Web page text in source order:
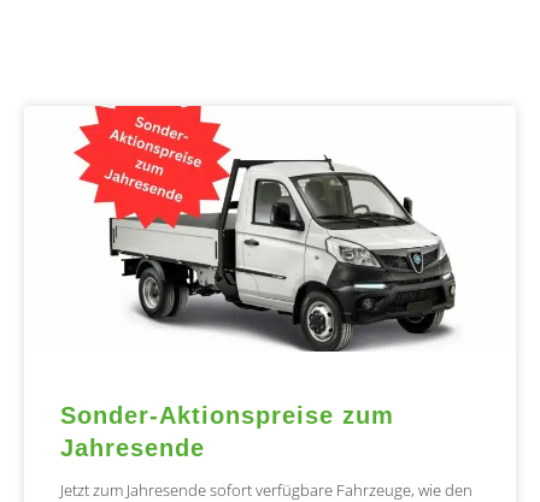
Sonder-Aktionspreise zum
Jahresende
Jetzt zum Jahresende sofort verfügbare Fahrzeuge, wie den